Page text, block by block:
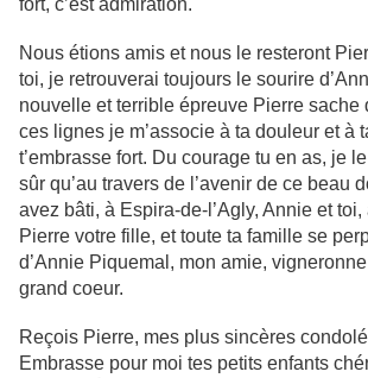
fort, c’est admiration.
Nous étions amis et nous le resteront
toi, je retrouverai toujours le sourire
nouvelle et terrible épreuve Pierre sache
ces lignes je m’associe à ta douleur et à
t’embrasse fort. Du courage tu en as, je
sûr qu’au travers de l’avenir de ce beau
avez bâti, à Espira-de-l’Agly, Annie et
Pierre votre fille, et toute ta famille se
d’Annie Piquemal, mon amie,
grand coeur.
Reçois Pierre, mes plus sincères
Embrasse pour moi tes petits enfants